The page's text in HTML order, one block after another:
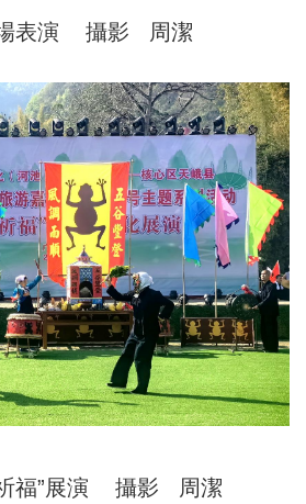
演 攝影 周潔
”展演 攝影 周潔